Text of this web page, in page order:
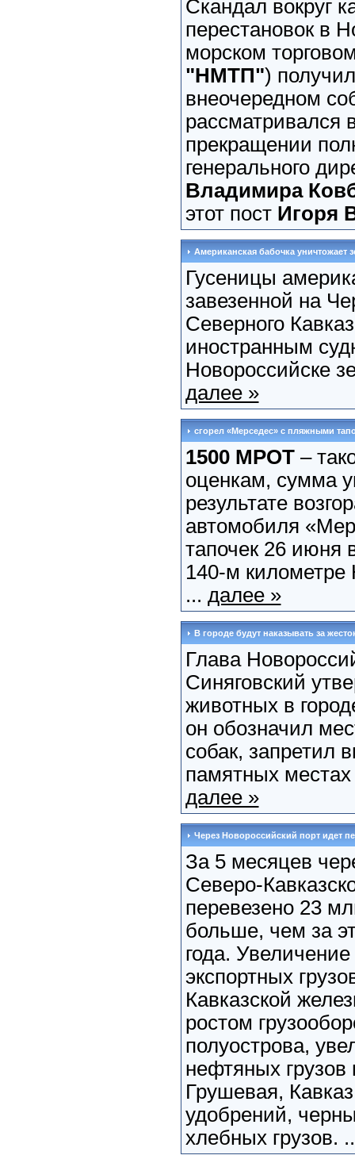
Скандал вокруг
перестановок в
морском
"НМТП")
внеочередном
рассматривался
прекращении
генерального
Владимира
этот пост Игоря
Американская бабочка уничтожает
Гусеницы
завезенной на
Северного
иностранным
Новороссийске
далее »
сгорел «Мерседес» с пляжными
1500 МРОТ–
оценкам, сумма
результате
автомобиля
тапочек 26 июня
140-м километре
... далее »
В городе будут наказывать за
Глава
Синяговский
животных в
он обозначил
собак, запретил
памятных
далее »
Через Новороссийский порт идет
За 5 месяцев
Северо-
перевезено 23
больше, чем за
года.
экспортных
Кавказской
ростом
полуострова,
нефтяных грузов
Грушевая,
удобрений,
хлебных грузов.